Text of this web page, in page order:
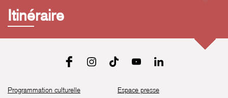
Itinéraire
Programmation culturelle
Espace presse